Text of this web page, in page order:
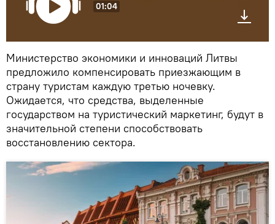
01:04
Министерство экономики и инноваций Литвы
предложило компенсировать приезжающим в
страну туристам каждую третью ночевку.
Ожидается, что средства, выделенные
государством на туристический маркетинг, будут в
значительной степени способствовать
восстановлению сектора.